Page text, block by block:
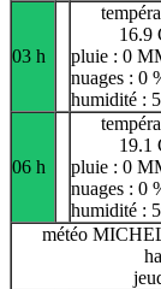
03 h
16.9
pluie : 0
nuages : 0
humidité :
06 h
19.1
pluie : 0
nuages : 0
humidité :
météo